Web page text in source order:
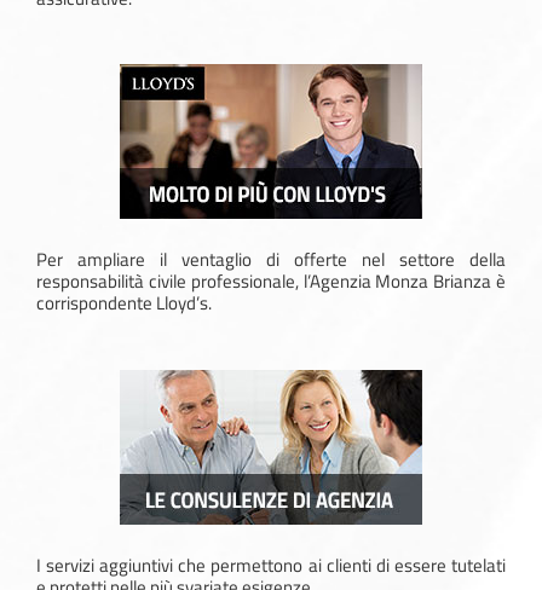
responsabilità civile professionale, l’Agenzia Monza Brianza è
corrispondente Lloyd’s.
e protetti nelle più svariate esigenze.